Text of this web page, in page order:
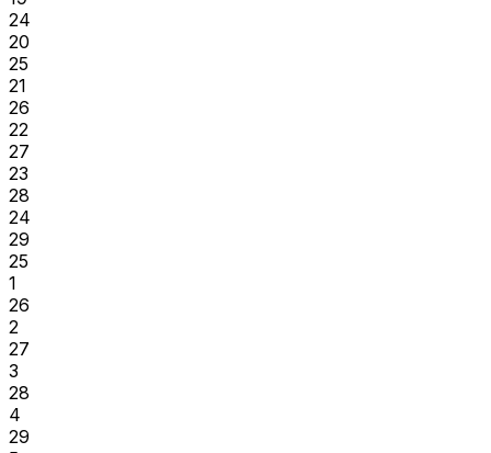
24
20
25
21
26
22
27
23
28
24
29
25
1
26
2
27
3
28
4
29